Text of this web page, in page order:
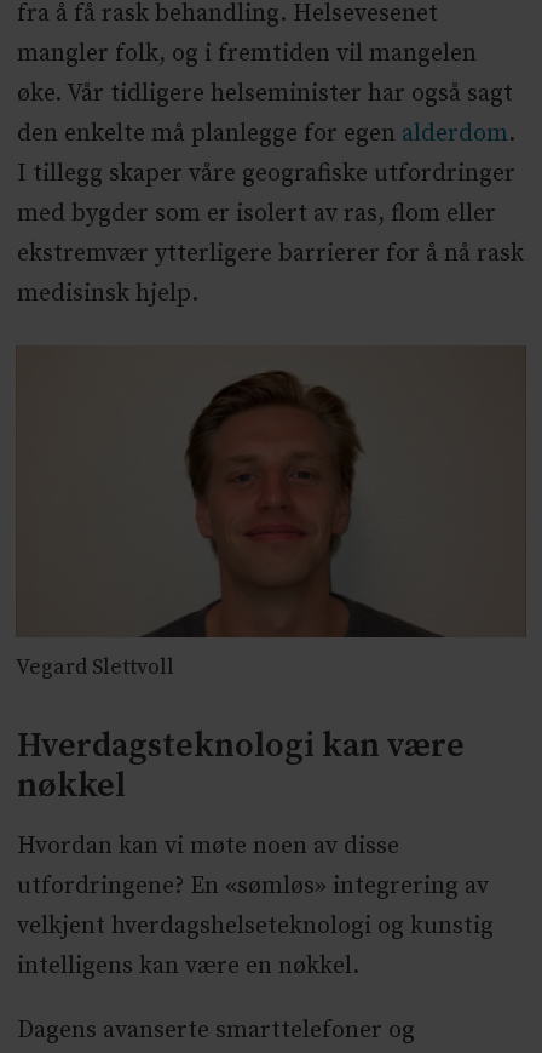
fra å få rask behandling. Helsevesenet
mangler folk, og i fremtiden vil mangelen
øke. Vår tidligere helseminister har også sagt
den enkelte må planlegge for egen alderdom.
I tillegg skaper våre geografiske utfordringer
med bygder som er isolert av ras, flom eller
ekstremvær ytterligere barrierer for å nå rask
medisinsk hjelp.
Vegard Slettvoll
Hverdagsteknologi kan være
nøkkel
Hvordan kan vi møte noen av disse
utfordringene? En «sømløs» integrering av
velkjent hverdagshelseteknologi og kunstig
intelligens kan være en nøkkel.
Dagens avanserte smarttelefoner og